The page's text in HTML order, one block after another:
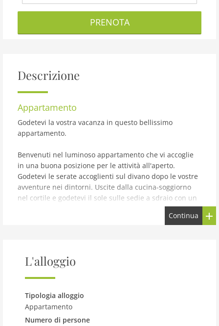
PRENOTA
Descrizione
Appartamento
Godetevi la vostra vacanza in questo bellissimo
appartamento.
Benvenuti nel luminoso appartamento che vi accoglie
in una buona posizione per le attività all'aperto.
Godetevi le serate accoglienti sul divano dopo le vostre
avventure nei dintorni. Uscite dalla cucina-soggiorno
nel cortile e godetevi il sole sulle sedie a sdraio con un
e la sua spiaggia di Saintes-Maries de la Mer, le Alpilles
Godetevi la vostra vacanza variegata nell'appartamento
vacanze.
Continua
L'alloggio
Tipologia alloggio
Appartamento
Numero di persone